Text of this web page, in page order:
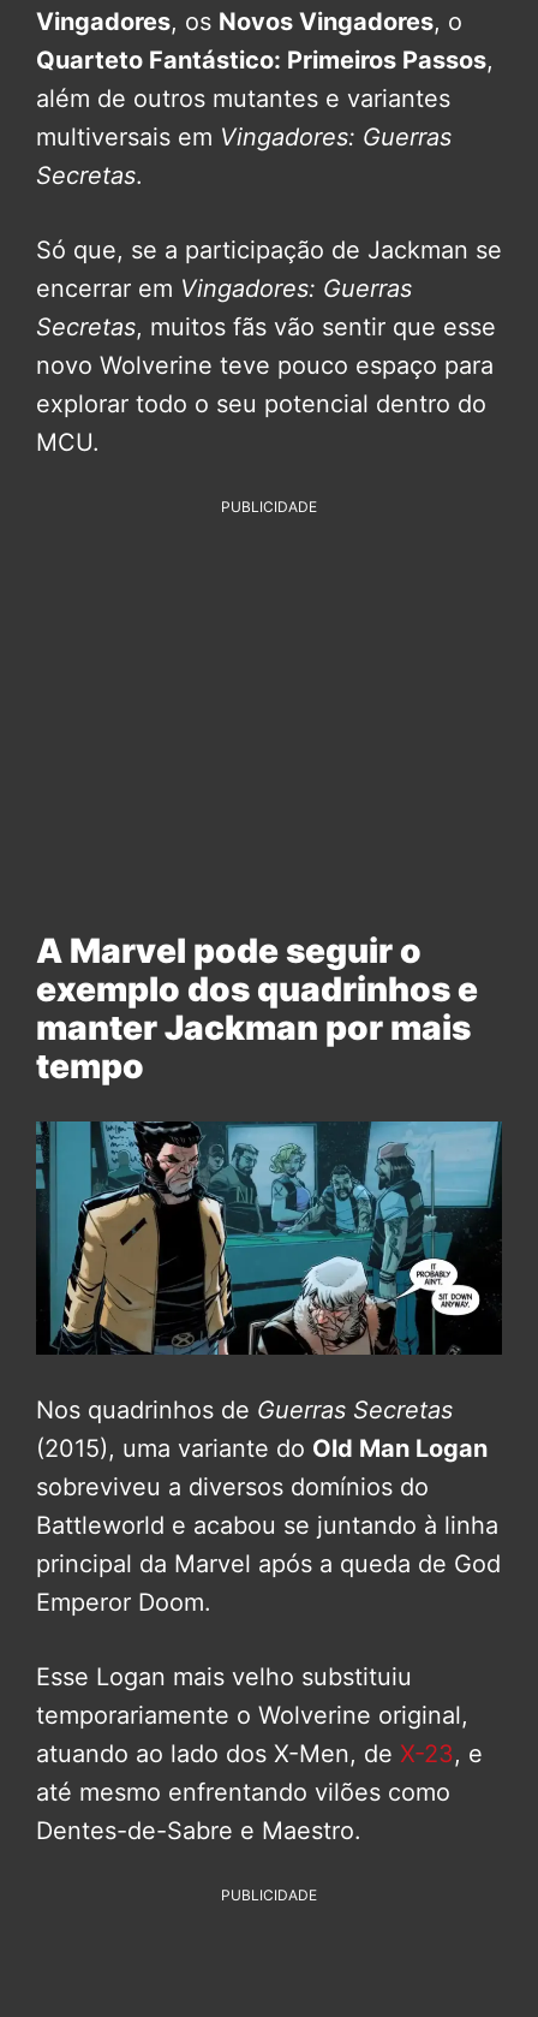
Vingadores, os Novos Vingadores, o
Quarteto Fantástico: Primeiros Passos,
além de outros mutantes e variantes
multiversais em Vingadores: Guerras
Secretas.
Só que, se a participação de Jackman se
encerrar em Vingadores: Guerras
Secretas, muitos fãs vão sentir que esse
novo Wolverine teve pouco espaço para
explorar todo o seu potencial dentro do
MCU.
PUBLICIDADE
A Marvel pode seguir o
exemplo dos quadrinhos e
manter Jackman por mais
tempo
Nos quadrinhos de Guerras Secretas
(2015), uma variante do Old Man Logan
sobreviveu a diversos domínios do
Battleworld e acabou se juntando à linha
principal da Marvel após a queda de God
Emperor Doom.
Esse Logan mais velho substituiu
temporariamente o Wolverine original,
atuando ao lado dos X-Men, de X-23, e
até mesmo enfrentando vilões como
Dentes-de-Sabre e Maestro.
PUBLICIDADE